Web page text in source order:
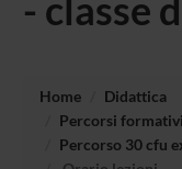
- classe
Home
Didattica
Percorsi
Percorso 30 cfu